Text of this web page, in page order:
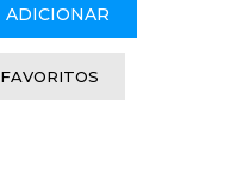
ADICIONAR
FAVORITOS